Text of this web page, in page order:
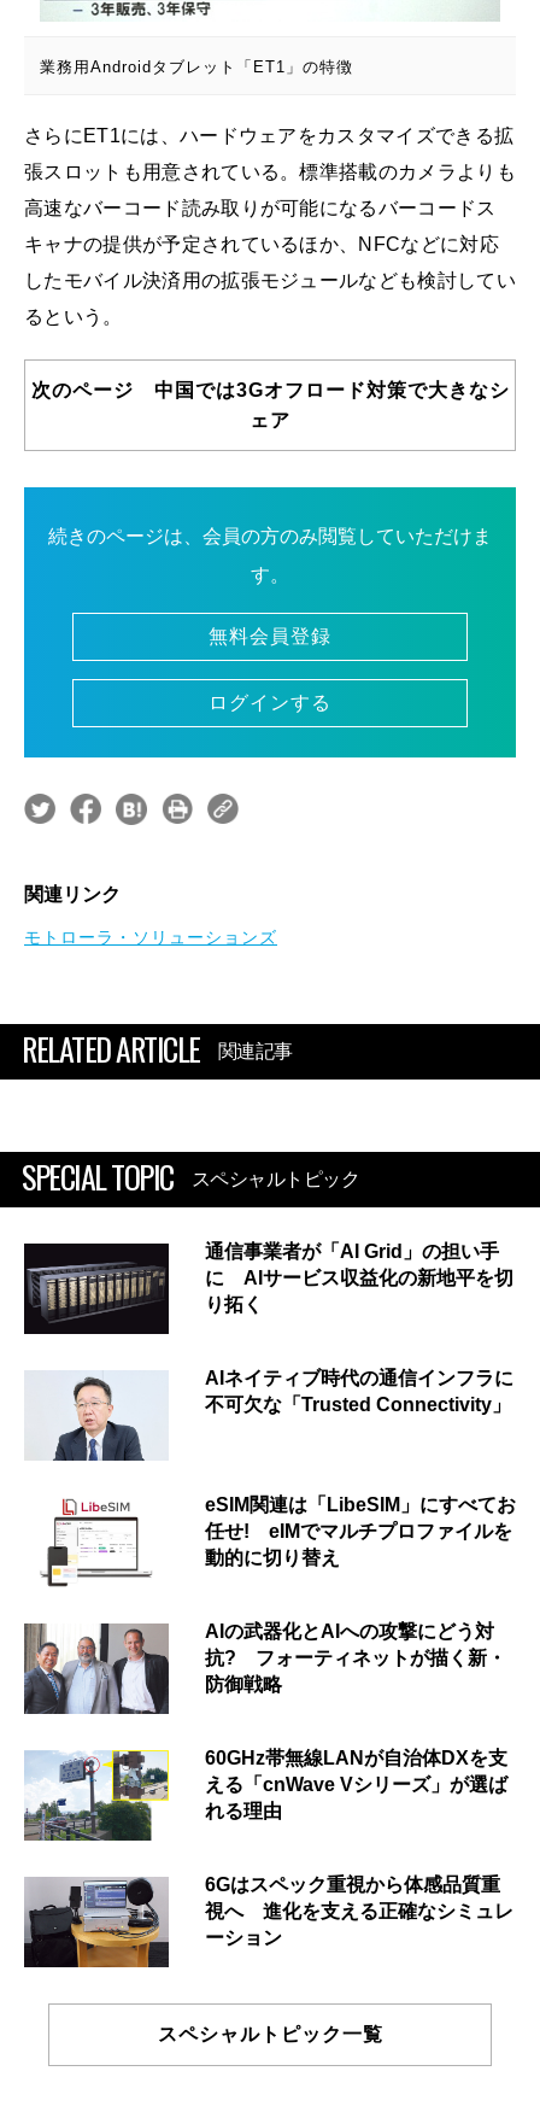
業務用Androidタブレット「ET1」の特徴
さらにET1には、ハードウェアをカスタマイズできる拡
張スロットも用意されている。標準搭載のカメラよりも
高速なバーコード読み取りが可能になるバーコードス
キャナの提供が予定されているほか、NFCなどに対応
したモバイル決済用の拡張モジュールなども検討してい
るという。
次のページ 中国では3Gオフロード対策で大きなシ
ェア
続きのページは、会員の方のみ閲覧していただけま
す。
無料会員登録
ログインする
関連リンク
モトローラ・ソリューションズ
RELATED ARTICLE 関連記事
SPECIAL TOPIC スペシャルトピック
通信事業者が「AI Grid」の担い手
に AIサービス収益化の新地平を切
り拓く
AIネイティブ時代の通信インフラに
不可欠な「Trusted Connectivity」
eSIM関連は「LibeSIM」にすべてお
任せ! eIMでマルチプロファイルを
動的に切り替え
AIの武器化とAIへの攻撃にどう対
抗? フォーティネットが描く新・
防御戦略
60GHz帯無線LANが自治体DXを支
える「cnWave Vシリーズ」が選ば
れる理由
6Gはスペック重視から体感品質重
視へ 進化を支える正確なシミュレ
ーション
スペシャルトピック一覧